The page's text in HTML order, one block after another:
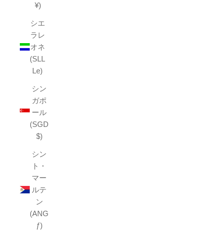
¥)
シエ
ラレ
オネ
(SLL
Le)
シン
ガポ
ール
(SGD
$)
シン
ト・
マー
ルテ
ン
(ANG
ƒ)